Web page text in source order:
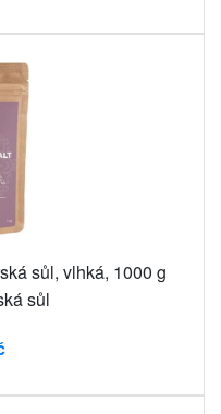
sůl, vlhká, 1000 g
sůl